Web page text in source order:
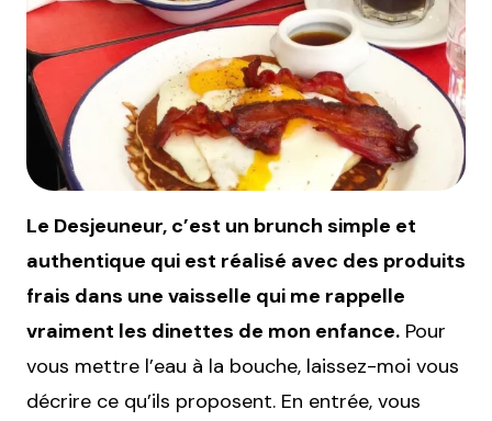
Le Desjeuneur, c’est un brunch simple et
authentique qui est réalisé avec des produits
frais dans une vaisselle qui me rappelle
vraiment les dinettes de mon enfance. Pour
vous mettre l’eau à la bouche, laissez-moi vous
décrire ce qu’ils proposent. En entrée, vous